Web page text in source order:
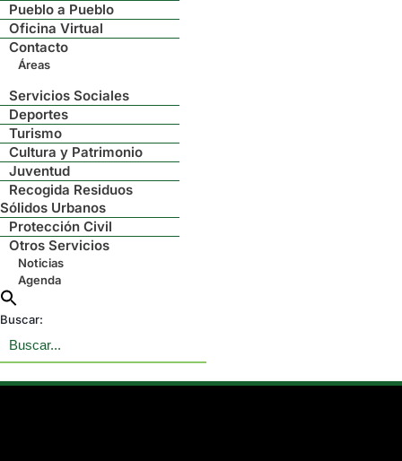
Pueblo a Pueblo
Oficina Virtual
Contacto
Áreas
Servicios Sociales
Deportes
Turismo
Cultura y Patrimonio
Juventud
Recogida Residuos
Sólidos Urbanos
Protección Civil
Otros Servicios
Noticias
Agenda
Buscar: